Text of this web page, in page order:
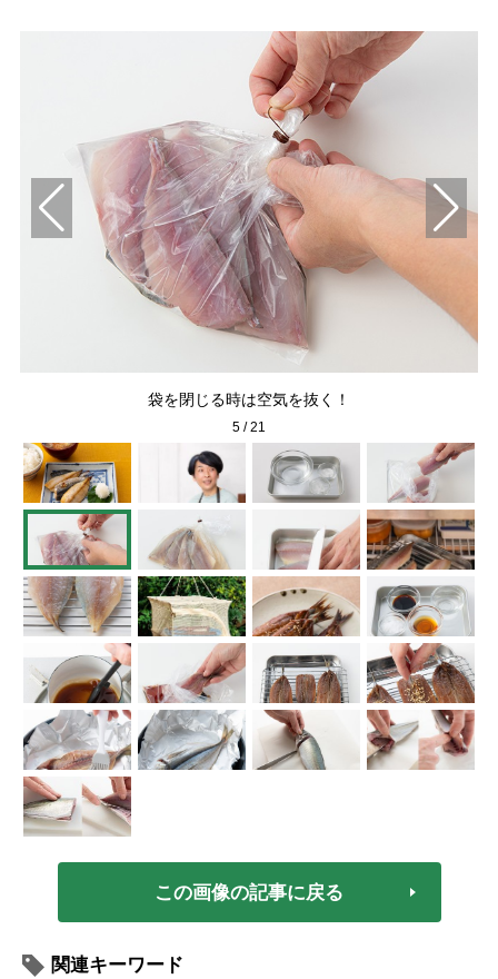
袋を閉じる時は空気を抜く！
5 /21
この画像の記事に戻る
関連キーワード